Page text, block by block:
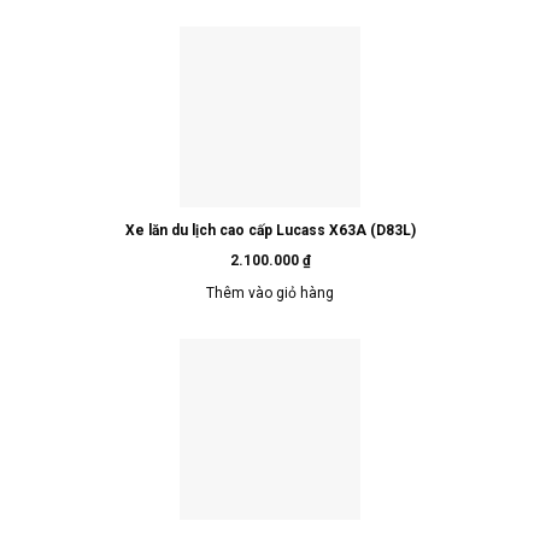
Xe lăn du lịch cao cấp Lucass X63A (D83L)
2.100.000 ₫
Thêm vào giỏ hàng